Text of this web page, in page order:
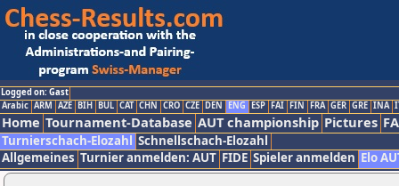
Logged on: Gast
Arabic ARM AZE BIH BUL CAT CHN CRO CZE DEN ENG ESP FAI FIN FRA GER GRE INA
Home Tournament-Database AUT championship Pictures
Turnierschach-Elozahl Schnellschach-Elozahl
Allgemeines Turnier anmelden: AUT FIDE Spieler anmelden Elo